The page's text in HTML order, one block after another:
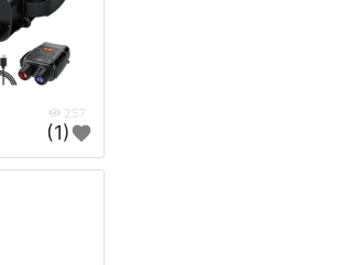
257
(1)